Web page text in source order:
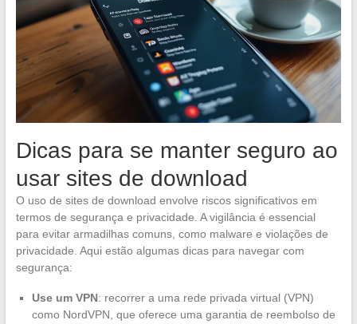
Dicas para se manter seguro ao
usar sites de download
O uso de sites de download envolve riscos significativos em
termos de segurança e privacidade. A vigilância é essencial
para evitar armadilhas comuns, como malware e violações de
privacidade. Aqui estão algumas dicas para navegar com
segurança:
Use um VPN: recorrer a uma rede privada virtual (VPN)
como NordVPN, que oferece uma garantia de reembolso de